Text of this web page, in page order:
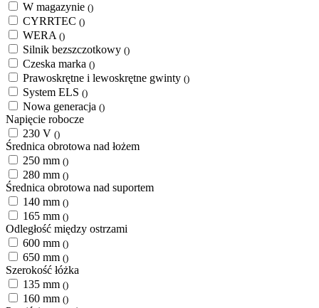
W magazynie ()
CYRRTEC ()
WERA ()
Silnik bezszczotkowy ()
Czeska marka ()
Prawoskrętne i lewoskrętne gwinty ()
System ELS ()
Nowa generacja ()
Napięcie robocze
230 V ()
Średnica obrotowa nad łożem
250 mm ()
280 mm ()
Średnica obrotowa nad suportem
140 mm ()
165 mm ()
Odległość między ostrzami
600 mm ()
650 mm ()
Szerokość łóżka
135 mm ()
160 mm ()